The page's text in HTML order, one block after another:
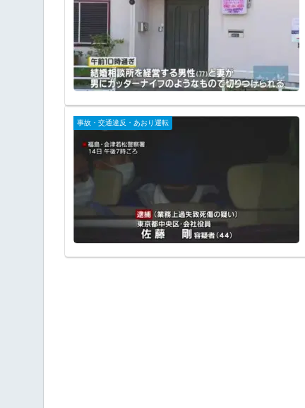
事故・交通違反・あおり運転